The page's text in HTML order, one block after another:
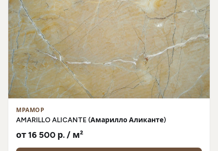
МРАМОР
AMARILLO ALICANTE (Амарилло Аликанте)
от 16 500 р. / м²